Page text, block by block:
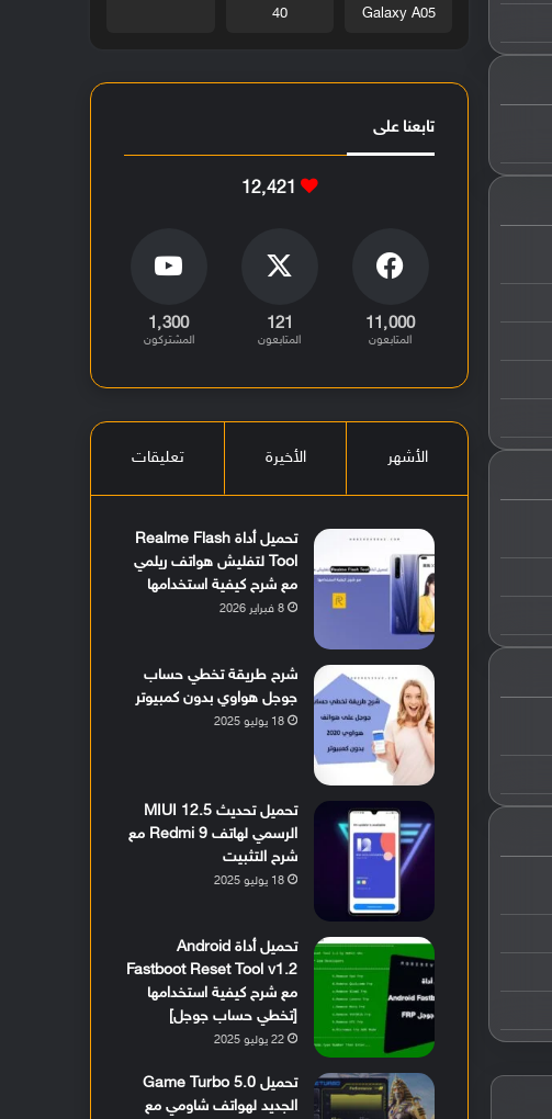
Galaxy A05
40
تابعنا على
12٬421
11٬000
المتابعون
121
المتابعون
1٬300
المشتركون
الأشهر الأخيرة تعليقات
تحميل أداة Realme Flash
Tool لتفليش هواتف ريلمي
مع شرح كيفية استخدامها
8 فبراير 2026
شرح طريقة تخطي حساب
جوجل هواوي بدون كمبيوتر
18 يوليو 2025
تحميل تحديث MIUI 12.5
الرسمي لهاتف Redmi 9 مع
شرح التثبيت
18 يوليو 2025
تحميل أداة Android
Fastboot Reset Tool v1.2
مع شرح كيفية استخدامها
[تخطي حساب جوجل]
22 يوليو 2025
تحميل Game Turbo 5.0
الجديد لهواتف شاومي مع